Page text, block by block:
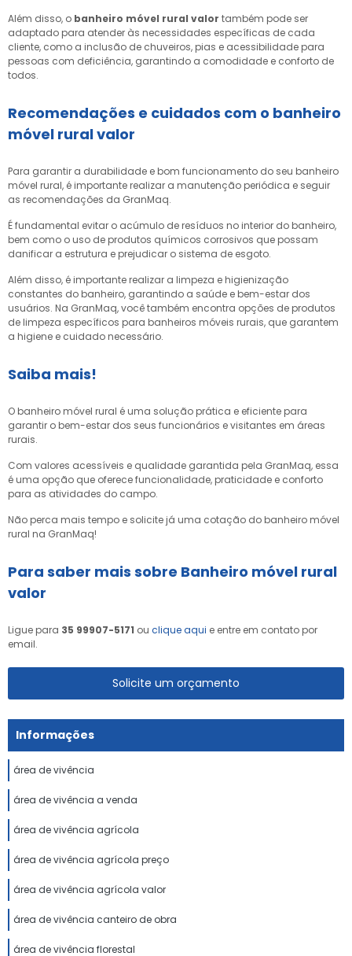
Além disso, o banheiro móvel rural valor também pode ser
adaptado para atender às necessidades específicas de cada
cliente, como a inclusão de chuveiros, pias e acessibilidade para
pessoas com deficiência, garantindo a comodidade e conforto de
todos.
Recomendações e cuidados com o banheiro
móvel rural valor
Para garantir a durabilidade e bom funcionamento do seu banheiro
móvel rural, é importante realizar a manutenção periódica e seguir
as recomendações da GranMaq.
É fundamental evitar o acúmulo de resíduos no interior do banheiro,
bem como o uso de produtos químicos corrosivos que possam
danificar a estrutura e prejudicar o sistema de esgoto.
Além disso, é importante realizar a limpeza e higienização
constantes do banheiro, garantindo a saúde e bem-estar dos
usuários. Na GranMaq, você também encontra opções de produtos
de limpeza específicos para banheiros móveis rurais, que garantem
a higiene e cuidado necessário.
Saiba mais!
O banheiro móvel rural é uma solução prática e eficiente para
garantir o bem-estar dos seus funcionários e visitantes em áreas
rurais.
Com valores acessíveis e qualidade garantida pela GranMaq, essa
é uma opção que oferece funcionalidade, praticidade e conforto
para as atividades do campo.
Não perca mais tempo e solicite já uma cotação do banheiro móvel
rural na GranMaq!
Para saber mais sobre Banheiro móvel rural
valor
Ligue para 35 99907-5171 ou clique aqui e entre em contato por
email.
Solicite um orçamento
Informações
área de vivência
área de vivência a venda
área de vivência agrícola
área de vivência agrícola preço
área de vivência agrícola valor
área de vivência canteiro de obra
área de vivência florestal